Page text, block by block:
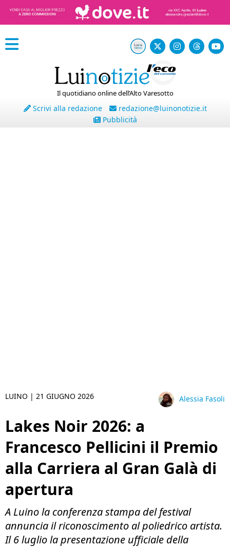
Il quotidiano online dell’Alto Varesotto
Scrivi alla redazione
redazione@luinonotizie.it
Pubblicità
LUINO | 21 GIUGNO 2026 Alessia Fasoli
Lakes Noir 2026: a
Francesco Pellicini il Premio
alla Carriera al Gran Galà di
apertura
A Luino la conferenza stampa del festival
annuncia il riconoscimento al poliedrico artista.
Il 6 luglio la presentazione ufficiale della